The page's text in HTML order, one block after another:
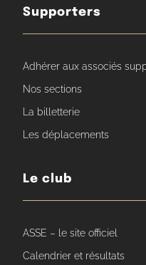
Supporters
Adhérer aux associés
Nos sections
La billetterie
Les déplacements
Le club
ASSE – le site officiel
Calendrier et résultats